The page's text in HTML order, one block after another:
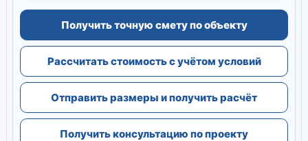
Получить точную смету по объекту
Рассчитать стоимость с учётом условий
Отправить размеры и получить расчёт
Получить консультацию по проекту